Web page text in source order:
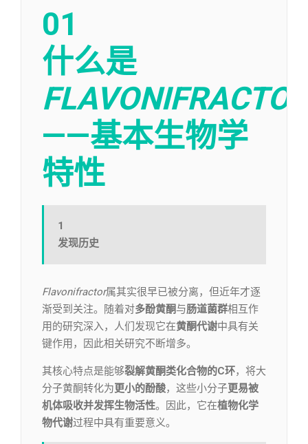
01
什么是
——基本生物学
特性
1
发现历史
Flavonifractor属其实很早已被分离，但近年才逐
渐受到关注。随着对多酚黄酮与肠道菌群相互作
用的研究深入，人们发现它在黄酮代谢中具有关
键作用，因此相关研究不断增多。
其核心特点是能够裂解黄酮类化合物的C环，将大
分子黄酮转化为更小的酚酸，这些小分子更易被
机体吸收并发挥生物活性。因此，它在植物化学
物代谢过程中具有重要意义。